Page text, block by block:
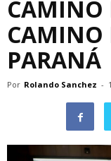
CAMINO
CAMINO
PARANÁ
Por Rolando Sanchez -